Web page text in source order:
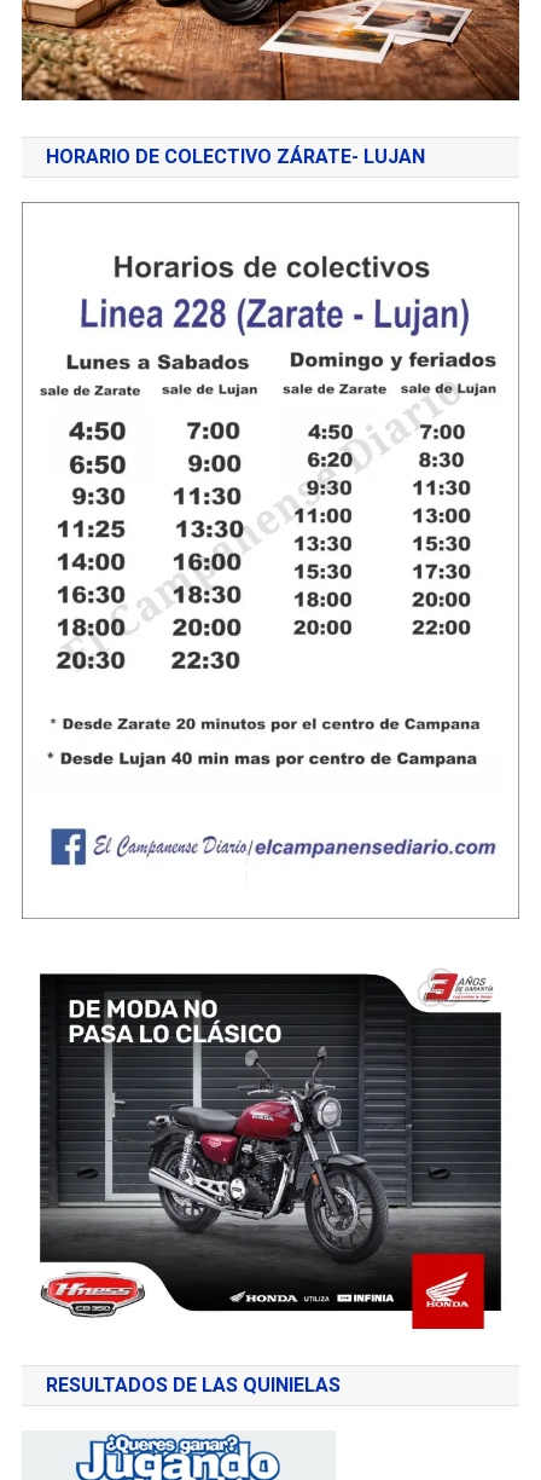
HORARIO DE COLECTIVO ZÁRATE- LUJAN
RESULTADOS DE LAS QUINIELAS